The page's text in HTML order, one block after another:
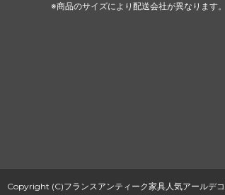
※商品のサイズにより配送会社が異なります。
Copyright (C)フランスアンティーク家具人気アールデ